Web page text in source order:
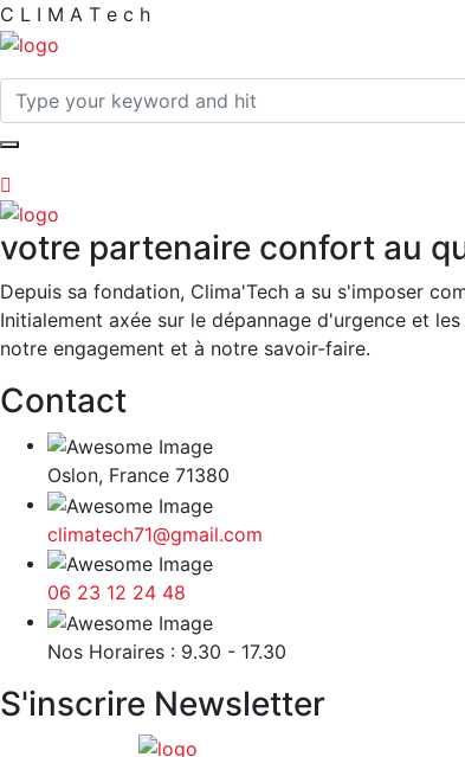
C L I M A T e c h
votre partenaire confort au
Depuis sa fondation, Clima'Tech a su s'imposer
Initialement axée sur le dépannage d'urgence et
notre engagement et à notre savoir-faire.
Contact
Oslon, France 71380
climatech71@gmail.com
06 23 12 24 48
Nos Horaires : 9.30 - 17.30
S'inscrire Newsletter